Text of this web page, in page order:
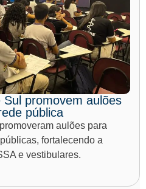
promovem aulões
pública
aulões para
fortalecendo a
e vestibulares.